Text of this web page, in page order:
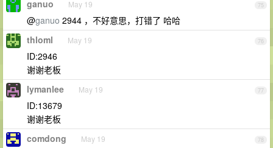
75
ganuo May 19
@ganuo 2944 ，不好意思，打错了 哈哈
76
thloml May 19
ID:2946
谢谢老板
77
lymanlee May 19
ID:13679
谢谢老板
78
comdong May 19